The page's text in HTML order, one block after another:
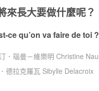
來長大要做什麼呢？
ce qu’on va faire de toi ?
．瑙曼－維樂明 Christine
德拉克羅瓦 Sibylle Delacroix